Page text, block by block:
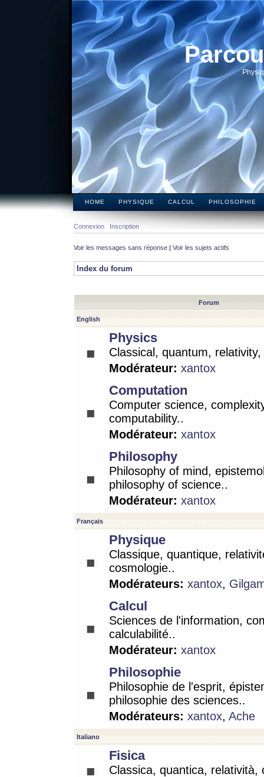
HOME PHYSIQUE CALCUL PHILOSOPHIE
Connexion Inscription
Voir les messages sans réponse | Voir les sujets actifs
Index du forum
Forum
English
Physics
Classical, quantum,
Modérateur: xantox
Computation
Computer science,
computability..
Modérateur: xantox
Philosophy
Philosophy of mind,
philosophy of science..
Modérateur: xantox
Français
Physique
Classique, quantique,
cosmologie..
Modérateurs: xantox,
Calcul
Sciences de l'information,
calculabilité..
Modérateur: xantox
Philosophie
Philosophie de l'esprit,
philosophie des sciences..
Modérateurs: xantox, Ache
Italiano
Fisica
Classica, quantica, relatività,